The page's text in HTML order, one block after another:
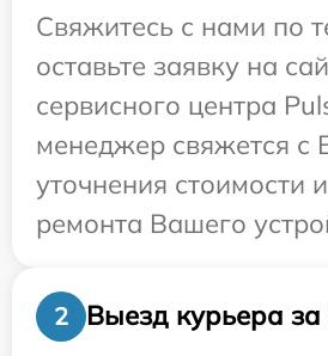
Свяжитесь с нами по
оставьте заявку на
сервисного центра
менеджер свяжется с
уточнения стоимости
ремонта Вашего
2
Выезд курьера за